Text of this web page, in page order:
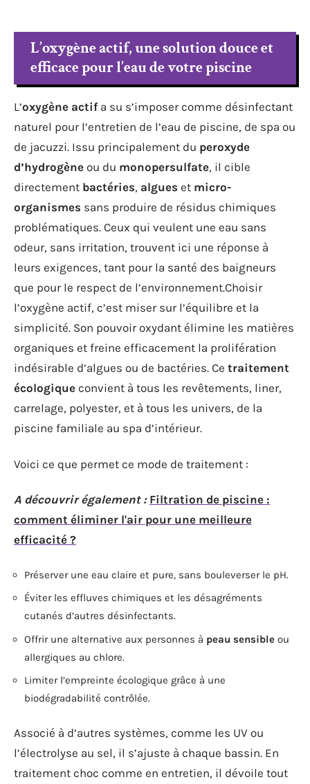
L’oxygène actif, une solution douce et
efficace pour l’eau de votre piscine
L’oxygène actifa su s’imposer comme désinfectant
naturel pour l’entretien de l’eau de piscine, de spa ou
de jacuzzi. Issu principalement du peroxyde
d’hydrogène ou du monopersulfate, il cible
directement bactéries, algues et micro-
organismes sans produire de résidus chimiques
problématiques. Ceux qui veulent une eau sans
odeur, sans irritation, trouvent ici une réponse à
leurs exigences, tant pour la santé des baigneurs
que pour le respect de l’environnement.Choisir
l’oxygène actif, c’est miser sur l’équilibre et la
simplicité. Son pouvoir oxydant élimine les matières
organiques et freine efficacement la prolifération
indésirable d’algues ou de bactéries. Ce traitement
écologique convient à tous les revêtements, liner,
carrelage, polyester, et à tous les univers, de la
piscine familiale au spa d’intérieur.
Voici ce que permet ce mode de traitement :
A découvrir également : Filtration de piscine :
comment éliminer l'air pour une meilleure
efficacité ?
Préserver une eau claire et pure, sans bouleverser le pH.
Éviter les effluves chimiques et les désagréments
cutanés d’autres désinfectants.
Offrir une alternative aux personnes à peau sensible ou
allergiques au chlore.
Limiter l’empreinte écologique grâce à une
biodégradabilité contrôlée.
Associé à d’autres systèmes, comme les UV ou
l’électrolyse au sel, il s’ajuste à chaque bassin. En
traitement choc comme en entretien, il dévoile tout